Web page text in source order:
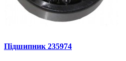
Підшипник 235974